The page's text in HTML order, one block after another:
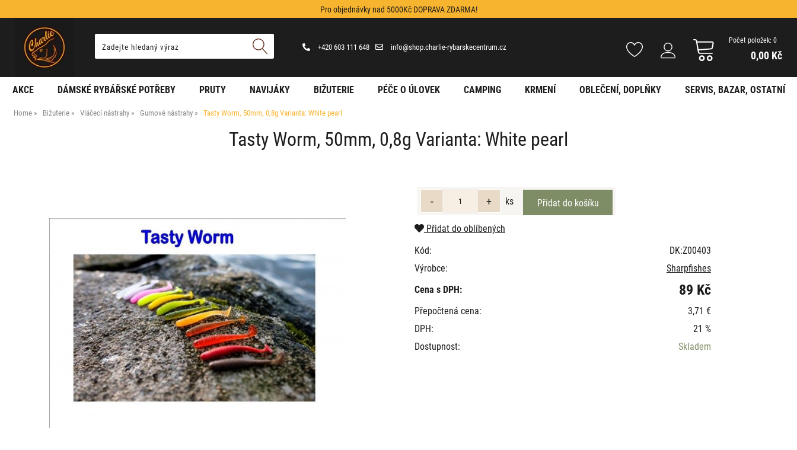
Pro objednávky nad 5000Kč DOPRAVA ZDARMA!
+420 603 111 648 info@shop.charlie-rybarskecentrum.cz
Počet položek: 0
0,00 Kč
AKCE DÁMSKÉ RYBÁŘSKÉ POTŘEBY PRUTY NAVIJÁKY BIŽUTERIE PÉČE O ÚLOVEK CAMPING KRMENÍ OBLEČENÍ, DOPLŇKY SERVIS, BAZAR, OSTATNÍ
Home Bižuterie Vláčecí nástrahy Gumové nástrahy Tasty Worm, 50mm, 0,8g Varianta: White pearl
Tasty Worm, 50mm, 0,8g Varianta: White pearl
ks
Přidat do oblíbených
Kód:
DK:Z00403
Výrobce:
Sharpfishes
Cena s DPH:
89 Kč
Přepočtená cena:
3,71 €
DPH:
21 %
Dostupnost:
Skladem